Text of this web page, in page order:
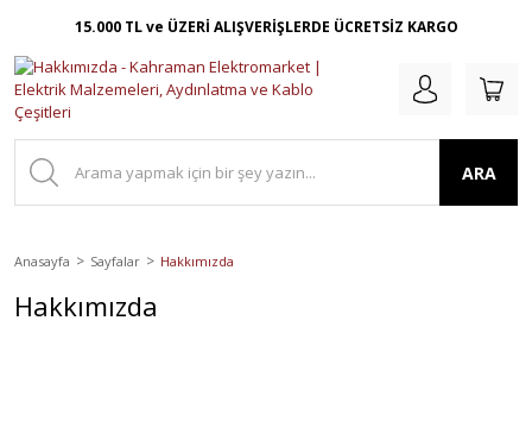
15.000 TL ve ÜZERİ ALIŞVERİŞLERDE ÜCRETSİZ KARGO
ARA
Anasayfa Sayfalar Hakkımızda
Hakkımızda